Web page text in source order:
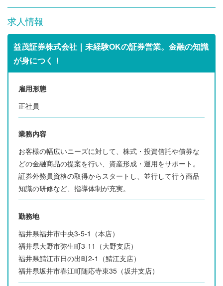
求人情報
益茂証券株式会社｜未経験OKの証券営業。金融の知識
が身につく！
雇用形態
正社員
業務内容
お客様の幅広いニーズに対して、株式・投資信託や債券な
どの金融商品の提案を行い、資産形成・運用をサポート。
証券外務員資格の取得からスタートし、並行して行う商品
知識の研修など、指導体制が充実。
勤務地
福井県福井市中央3-5-1（本店）
福井県大野市弥生町3-11（大野支店）
福井県鯖江市日の出町2-1（鯖江支店）
福井県坂井市春江町随応寺東35（坂井支店）